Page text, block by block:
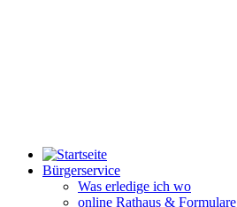
Bürgerservice
Was erledige ich wo
online Rathaus & Formulare